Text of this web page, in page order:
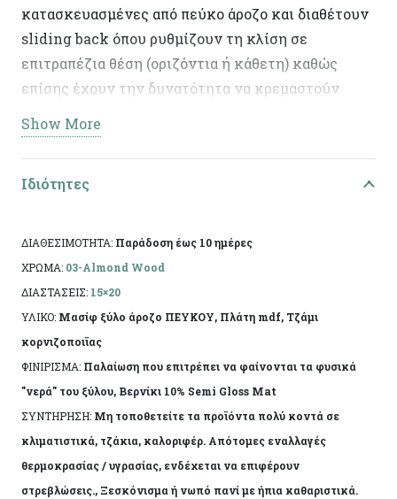
κατασκευασμένες από πεύκο άροζο και διαθέτουν
sliding back όπου ρυθμίζουν τη κλίση σε
επιτραπέζια θέση (οριζόντια ή κάθετη) καθώς
επίσης έχουν την δυνατότητα να κρεμαστούν
στον τοίχο. Ελληνικής κατασκευής, με
χειροποίητη τεχνητή παλαίωση και φινίρισμα από
άχρωμο προστατευτικό βερνίκι. Η πρώτη ύλη
επιτρέπει να εμφανίζονται τυχόν νερά ή ρόζοι. Το
αποκλίσεις ανά προϊόν λόγω της χειροποίητης
κατασκευής του.
Show More
Ιδιότητες
ΔΙΑΘΕΣΙΜΟΤΗΤΑ: Παράδοση έως 10 ημέρες
ΧΡΩΜΑ: 03-Almond Wood
ΔΙΑΣΤΑΣΕΙΣ: 15×20
ΥΛΙΚΟ: Μασίφ ξύλο άροζο ΠΕΥΚΟΥ, Πλάτη mdf, Τζάμι
κορνιζοποιϊας
ΦΙΝΙΡΙΣΜΑ: Παλαίωση που επιτρέπει να φαίνονται τα φυσικά
"νερά" του ξύλου, Βερνίκι 10% Semi Gloss Mat
ΣΥΝΤΗΡΗΣΗ: Μη τοποθετείτε τα προϊόντα πολύ κοντά σε
κλιματιστικά, τζάκια, καλοριφέρ. Απότομες εναλλαγές
θερμοκρασίας / υγρασίας, ενδέχεται να επιφέρουν
στρεβλώσεις., Ξεσκόνισμα ή νωπό πανί με ήπια καθαριστικά.